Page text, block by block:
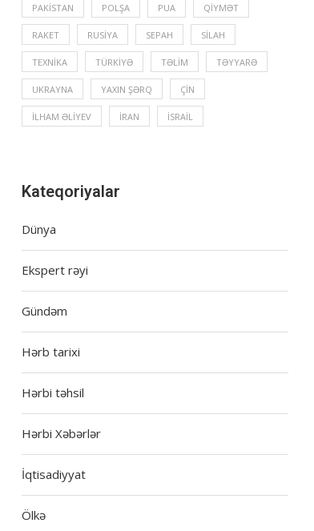
PAKISTAN POLŞA PUA QIYMƏT
RAKET RUSIYA SEPAH SILAH
TEXNIKA TÜRKIYƏ TƏLIM TƏYYARƏ
UKRAYNA YAXIN ŞƏRQ ÇIN
İLHAM ƏLIYEV İRAN İSRAIL
Kateqoriyalar
Dünya
Ekspert rəyi
Gündəm
Hərb tarixi
Hərbi təhsil
Hərbi Xəbərlər
İqtisadiyyat
Ölkə